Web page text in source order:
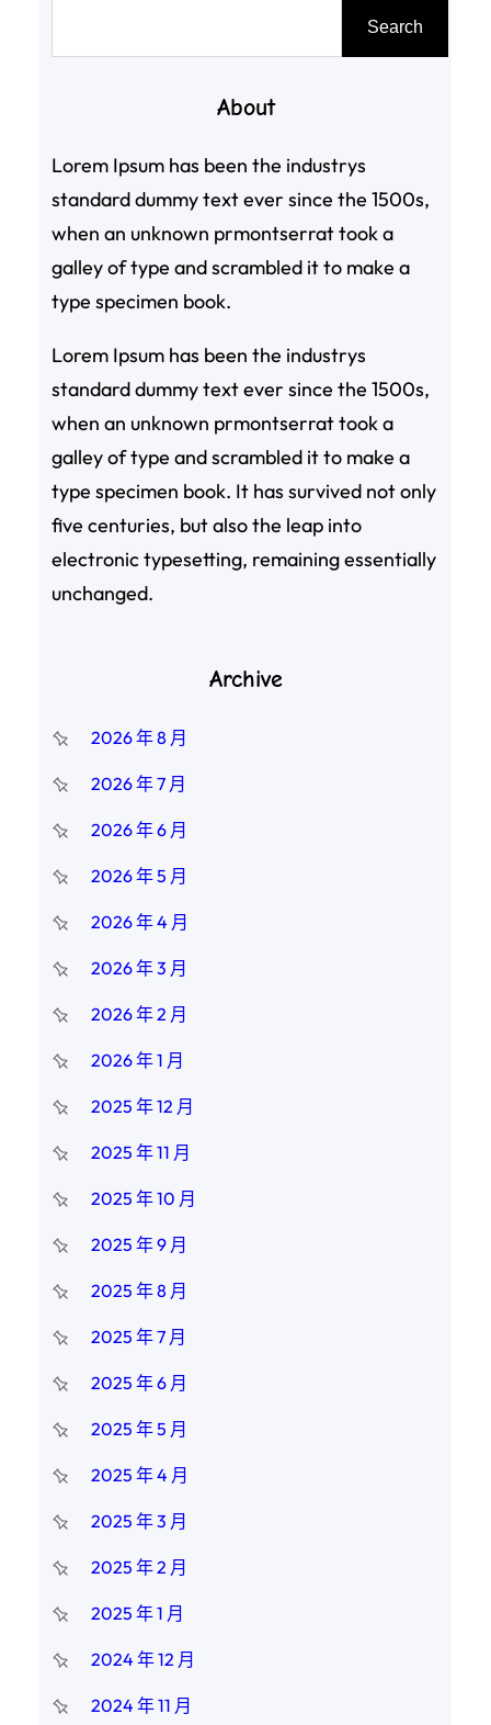
Search
About
Lorem Ipsum has been the industrys
standard dummy text ever since the 1500s,
when an unknown prmontserrat took a
galley of type and scrambled it to make a
type specimen book.
Lorem Ipsum has been the industrys
standard dummy text ever since the 1500s,
when an unknown prmontserrat took a
galley of type and scrambled it to make a
type specimen book. It has survived not only
five centuries, but also the leap into
electronic typesetting, remaining essentially
unchanged.
Archive
2026 年 8 月
2026 年 7 月
2026 年 6 月
2026 年 5 月
2026 年 4 月
2026 年 3 月
2026 年 2 月
2026 年 1 月
2025 年 12 月
2025 年 11 月
2025 年 10 月
2025 年 9 月
2025 年 8 月
2025 年 7 月
2025 年 6 月
2025 年 5 月
2025 年 4 月
2025 年 3 月
2025 年 2 月
2025 年 1 月
2024 年 12 月
2024 年 11 月